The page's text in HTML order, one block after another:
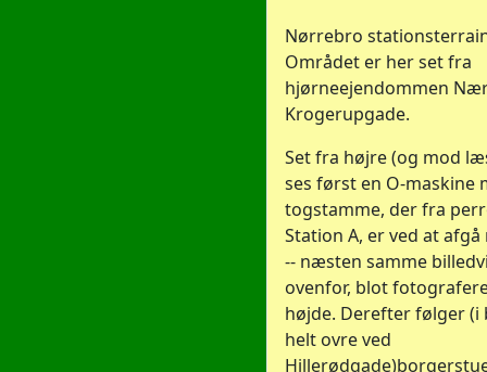
Nørrebro
Området er her set fra
hjørneejendommen
Krogerupgade.
Set fra højre (og mod
ses først en O-maskine
togstamme, der fra
Station A, er ved at
-- næsten samme
ovenfor, blot
højde. Derefter følger (i
helt ovre ved